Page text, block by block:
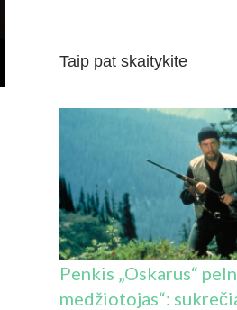
Taip pat skaitykite
Penkis „Oskarus“
medžiotojas“: